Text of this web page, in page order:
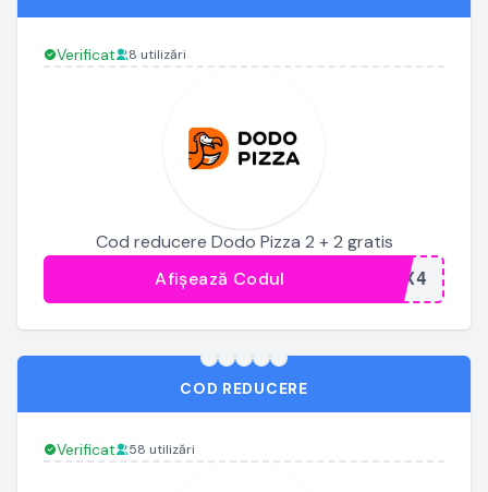
Verificat 8 utilizări
Cod reducere Dodo Pizza 2 + 2 gratis
...IX4
Afișează Codul
COD REDUCERE
Verificat 58 utilizări